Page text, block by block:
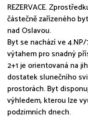
REZERVACE.
částečně zařízeného
nad Oslavou.
Byt se nachází ve
výtahem pro snadný
2+1 je orientovaná na
dostatek slunečního
prostorách. Byt
výhledem, kterou lze
podzimních dnech.